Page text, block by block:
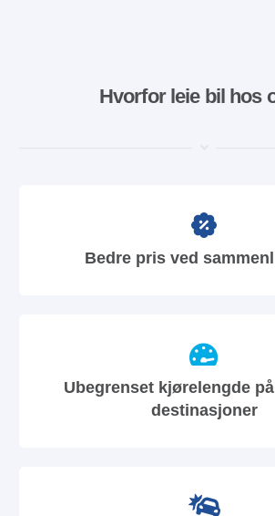
Hvorfor leie bil hos
Bedre pris ved
Ubegrenset kjørelengde
destinasjoner